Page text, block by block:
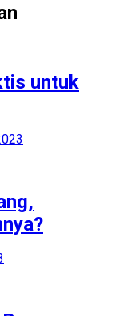
untuk